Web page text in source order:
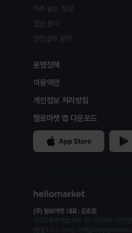
자주 묻는 질문
일반 문의
안전결제 문의
운영정책
이용약관
개인정보 처리방침
헬로마켓 앱 다운로드
(주) 헬로마켓 대표 : 윤효준